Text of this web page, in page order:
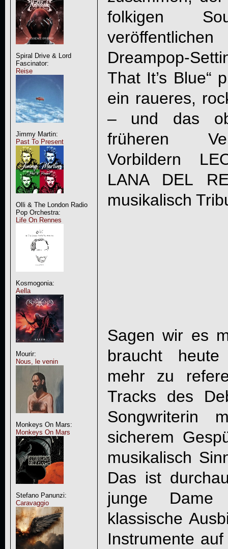
Spiral Drive & Lord
Fascinator:
Reise
Jimmy Martin:
Past To Present
Olli & The London Radio
Pop Orchestra:
Life On Rennes
Kosmogonia:
Aella
Mourir:
Nous, le venin
Monkeys On Mars:
Monkeys On Mars
Stefano Panunzi:
Caravaggio
folkigen
Dreampop-
That It’s Blue“
ein raueres,
– und das
früheren
Vorbildern
LANA DEL
musikalisch
Sagen wir es
braucht heute
mehr zu
Tracks des
Songwriterin
sicherem
musikalisch
Das ist
junge
klassische
Instrumente